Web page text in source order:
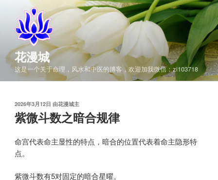
花漫城
这是一个关于命理，风水和中医的博客，欢迎加我微信：zi103718
发
布
于
2026年3月12日 由花漫城主
紫微斗数之暗合规律
命宫代表命主显性的特点，暗合的位置代表着命主隐形特
点。
紫微斗数有5对固定的暗合星曜。